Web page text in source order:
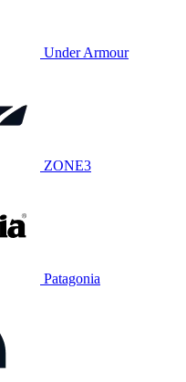
Under Armour
ZONE3
Patagonia